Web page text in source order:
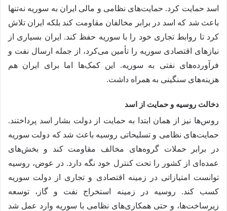
اسد حمایت کرد. حمایت‌های نظامی و مالی ایران به سوریه نه‌تنها
باعث شد که اسد در برابر مخالفان مقاومت کند بلکه ایران تلاش
کرد تا روابط تجاری خود را با سوریه حفظ کند. ایران بسیاری از
نیازهای اقتصادی سوریه را تأمین می‌کرد، از جمله ارسال نفت و
فرآورده‌های نفتی به سوریه. این کمک‌ها اما برای ایران هم
هزینه‌های سنگینی به همراه داشت.
دخالت روسیه و حمایت از اسد
روس‌ها نیز از همان ابتدا به حمایت از دولت بشار اسد پرداختند.
حمایت‌های نظامی و تسلیحاتی روسیه باعث شد که دولت سوریه
در برابر حملات گروه‌های مخالف مقاومت کند و بخش‌های
عمده‌ای از کشور را تحت کنترل خود نگه دارد. در عوض، روسیه
توانست امتیازاتی در زمینه اقتصادی و تجاری از دولت سوریه
کسب کند. روسیه در زمینه استخراج نفت و گاز، توسعه
زیرساخت‌ها، و حتی همکاری‌های نظامی با سوریه وارد عمل شد